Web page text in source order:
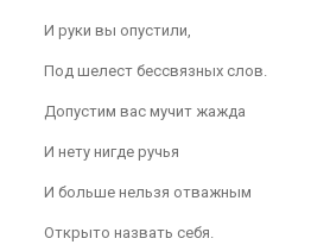
И руки вы опустили,
Под шелест бессвязных слов.
Допустим вас мучит жажда
И нету нигде ручья
И больше нельзя отважным
Открыто назвать себя.